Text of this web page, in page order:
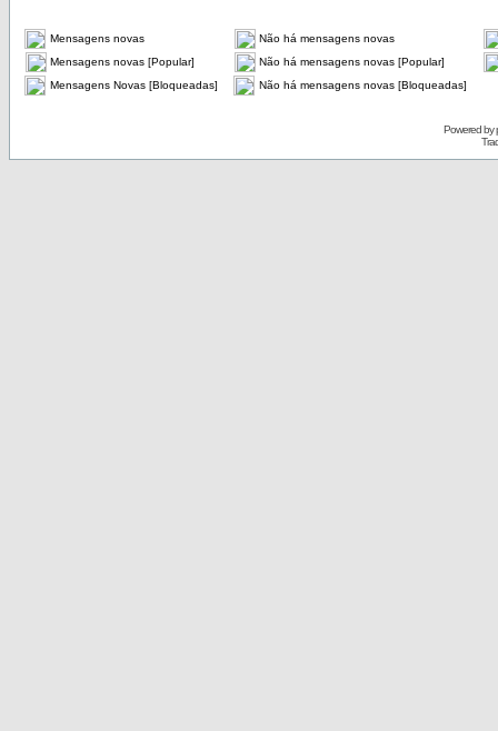
Mensagens novas
Não há mensagens novas
Mensagens novas [Popular]
Não há mensagens novas [Popular]
Mensagens Novas [Bloqueadas]
Não há mensagens novas [Bloqueadas]
Powered by